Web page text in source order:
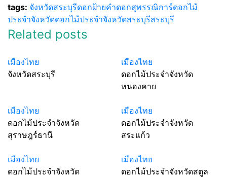
tags: จังหวัดสระบุรีดอกฝ้ายคำดอกสุพรรณิการ์ดอกไม้
ประจำจังหวัดดอกไม้ประจำจังหวัดสระบุรีสระบุรี
Related posts
เมืองไทย
จังหวัดสระบุรี
เมืองไทย
ดอกไม้ประจำจังหวัด
หนองคาย
เมืองไทย
ดอกไม้ประจำจังหวัด
สุราษฎร์ธานี
เมืองไทย
ดอกไม้ประจำจังหวัด
สระแก้ว
เมืองไทย
ดอกไม้ประจำจังหวัด
เมืองไทย
ดอกไม้ประจำจังหวัดสตูล